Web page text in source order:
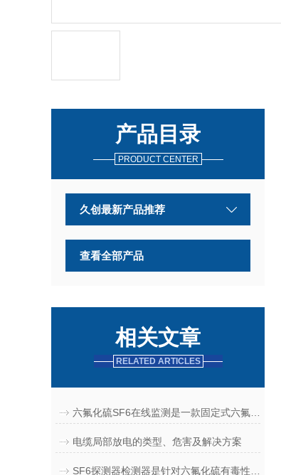
产品目录
PRODUCT CENTER
久创最新产品推荐
查看全部产品
相关文章
RELATED ARTICLES
电缆局部放电的类型、危害及解决方案